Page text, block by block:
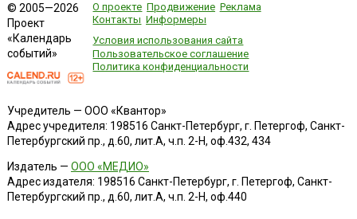
© 2005—2026
Проект
«Календарь
событий»
О проекте Продвижение Реклама
Контакты Информеры
Условия использования сайта
Пользовательское соглашение
Политика конфиденциальности
Учредитель — ООО «Квантор»
Адрес учредителя: 198516 Санкт-Петербург, г. Петергоф, Санкт-
Петербургский пр., д.60, лит.А, ч.п. 2-Н, оф.432, 434
Издатель — ООО «МЕДИО»
Адрес издателя: 198516 Санкт-Петербург, г. Петергоф, Санкт-
Петербургский пр., д.60, лит.А, ч.п. 2-Н, оф.440